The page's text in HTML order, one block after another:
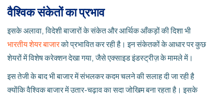
वैश्विक संकेतों का प्रभाव
इसके अलावा, विदेशी बाजारों के संकेत और आर्थिक आँकड़ों की दिशा भी
भारतीय शेयर बाजारको प्रभावित कर रही है। इन संकेतकों के आधार पर कुछ
शेयरों में विशेष करेक्शन देखा गया, जैसे एक्साइड इंडस्ट्रीज़ के मामले में।
इस तेजी के बाद भी बाजार में संभलकर कदम चलने की सलाह दी जा रही है
क्योंकि वैश्विक बाजार में उतार-चढ़ाव का सदा जोखिम बना रहता है। इसके